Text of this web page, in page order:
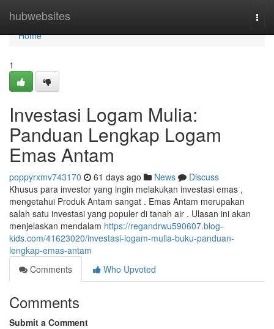
hubwebsites
Home
Home
1
Investasi Logam Mulia:
Panduan Lengkap Logam
Emas Antam
poppyrxmv743170 61 days ago News
Discuss
Khusus para investor yang ingin melakukan investasi emas ,
mengetahui Produk Antam sangat . Emas Antam merupakan
salah satu investasi yang populer di tanah air . Ulasan ini akan
menjelaskan mendalam https://regandrwu590607.blog-
kids.com/41623020/investasi-logam-mulia-buku-panduan-
lengkap-emas-antam
Comments
Who Upvoted
Comments
Submit a Comment